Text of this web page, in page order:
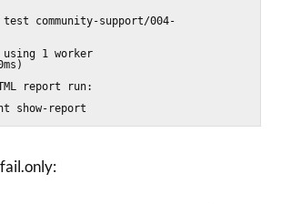
community-support/004-
1 worker
report run: